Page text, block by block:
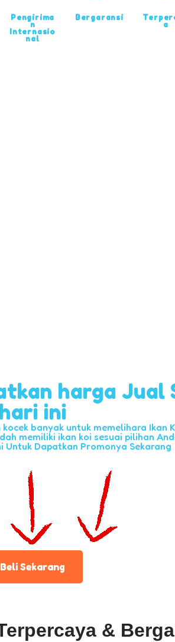
Pengirima
n
Internasio
nal
Bergaransi
a
harga Jual
hari ini
banyak untuk memelihara Ikan
memiliki ikan koi sesuai pilihan
Untuk Dapatkan Promonya Sekarang
Beli Sekarang
&